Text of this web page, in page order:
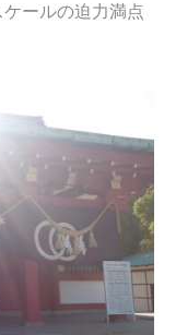
ールの迫力満点